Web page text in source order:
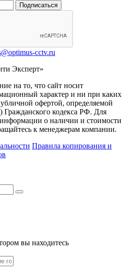
Подписаться
cctv.ru
Эксперт»
на то, что сайт носит
характер и ни при каких
офертой, определяемой
Гражданского кодекса РФ. Для
о наличии и стоимости
к менеджерам компании.
Правила копирования и
вы находитесь